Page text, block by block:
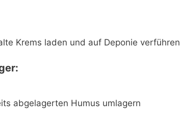
Krems laden und auf Deponie verführen
abgelagerten Humus umlagern